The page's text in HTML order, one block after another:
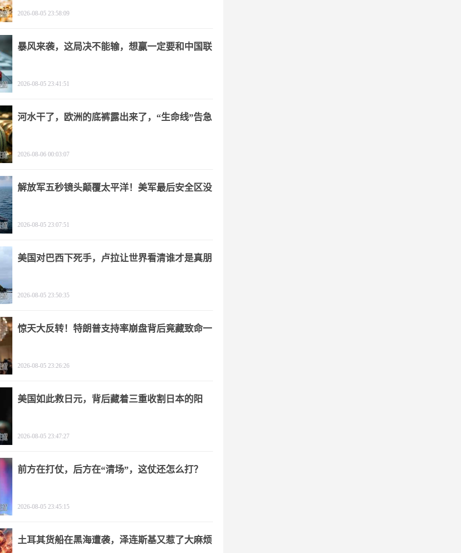
2026-08-05 23:58:09
暴风来袭，这局决不能输，想赢一定要和中国联
2026-08-05 23:41:51
河水干了，欧洲的底裤露出来了，“生命线”告急
2026-08-06 00:03:07
解放军五秒镜头颠覆太平洋！美军最后安全区没
2026-08-05 23:07:51
美国对巴西下死手，卢拉让世界看清谁才是真朋
2026-08-05 23:50:35
惊天大反转！特朗普支持率崩盘背后竟藏致命一
2026-08-05 23:26:26
美国如此救日元，背后藏着三重收割日本的阳
2026-08-05 23:47:27
前方在打仗，后方在“清场”，这仗还怎么打？
2026-08-05 23:45:15
土耳其货船在黑海遭袭，泽连斯基又惹了大麻烦